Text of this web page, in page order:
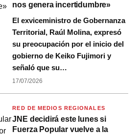
nos genera incertidumbre»
El exviceministro de Gobernanza
Territorial, Raúl Molina, expresó
su preocupación por el inicio del
gobierno de Keiko Fujimori y
señaló que su…
17/07/2026
RED DE MEDIOS REGIONALES
JNE decidirá este lunes si
Fuerza Popular vuelve a la